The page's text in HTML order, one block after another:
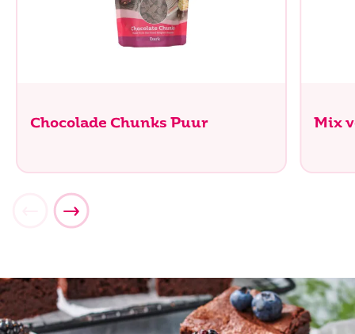
Chocolade Chunks Puur Mix